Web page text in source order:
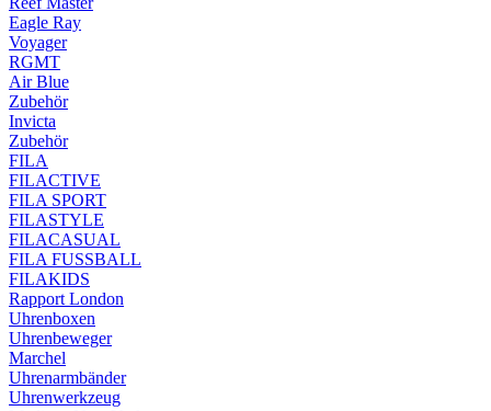
Eagle Ray
Voyager
RGMT
Air Blue
Zubehör
Invicta
Zubehör
FILA
FILACTIVE
FILA SPORT
FILASTYLE
FILACASUAL
FILA FUSSBALL
FILAKIDS
Rapport London
Uhrenboxen
Uhrenbeweger
Marchel
Uhrenarmbänder
Uhrenwerkzeug